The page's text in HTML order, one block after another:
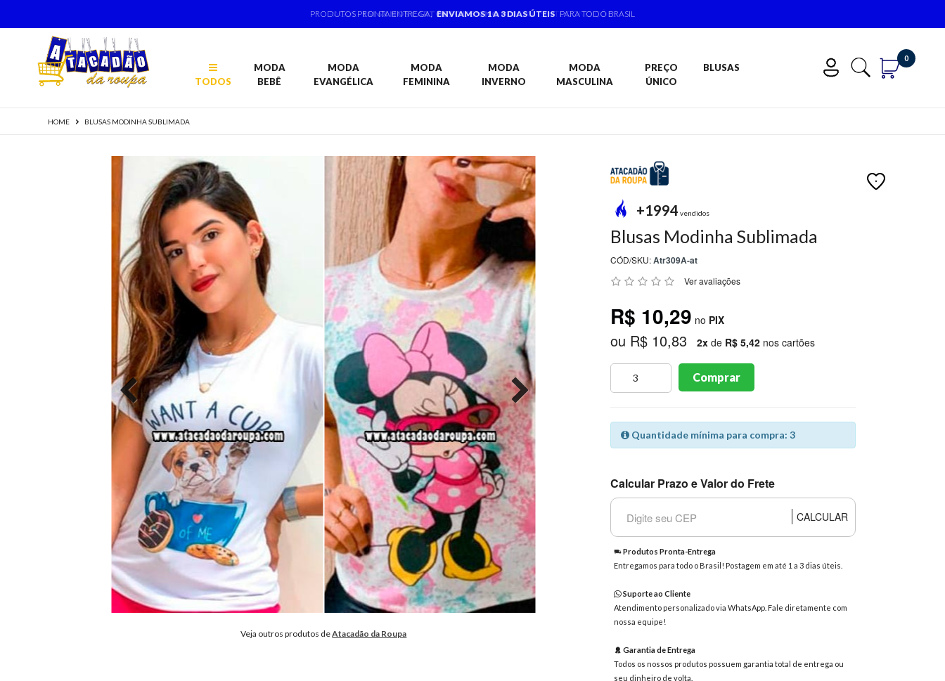
PRODUTOS PRONTA ENTREGA, ENVIAMOS 1 A 3 DIAS ÚTEIS PARA TODO BRASIL
TODOS
MODA
BEBÊ
MODA
EVANGÉLICA
MODA
FEMININA
MODA
INVERNO
MODA
MASCULINA
PREÇO
ÚNICO
BLUSAS
0
HOME BLUSAS MODINHA SUBLIMADA
Veja outros produtos deAtacadão da Roupa
+1994 vendidos
Blusas Modinha Sublimada
CÓD/SKU:Atr309A-at
Ver avaliações
R$ 10,29 no PIX
ou R$ 10,83 2xde R$ 5,42nos cartões
Comprar
Quantidade mínima para compra: 3
Calcular Prazo e Valor do Frete
CALCULAR
Produtos Pronta-Entrega
Entregamos para todo o Brasil! Postagem em até 1 a 3 dias úteis.
Suporte ao Cliente
Atendimento personalizado via WhatsApp. Fale diretamente com
nossa equipe!
Garantia de Entrega
Todos os nossos produtos possuem garantia total de entrega ou
seu dinheiro de volta.